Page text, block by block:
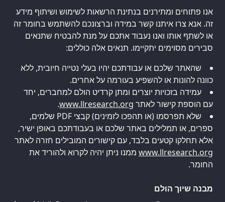
אנו פתוחים ומתירנים בנתינת הרשאות לשימוש ושיתוף מידע
זה. אנא צרו איתנו קשר במידה וברצונכם להשתמש בחומר זה
או לשתף אותו ואנו נעבוד אתכם על מנת להבטיח שתנאים
סבירים מסוימים יתקיימו. תנאים אלה כוללים:
שהאתר שלכם או עבודתכם יהיו בעלי נטייה חיובית, ללא
כוונה להונות או להשפיע בעורמה על אחרים.
עמידה בזכויות יוצרים ומתן קרדיט הולם למחברים, יחד
עם הוספת קישור לאתר www.llresearch.org
.
שלא תפרסמו (או תהפכו לזמינים) קבצי PDF שלמים,
ספרים, או תמלילים באתר שלכם או בעבודתכם באופן ישיר,
אלא תחלקו קטעים בלבד, עם קישורים המובילים חזרה לאתר
www.llresearch.org ממנו ניתן יהיה לקרוא ולהוריד את
החומר.
מבנה שיוך הולם